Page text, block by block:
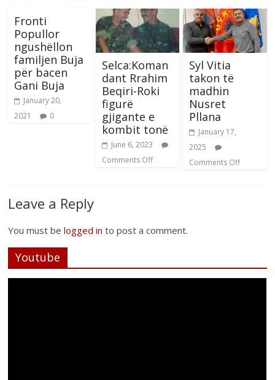
Fronti
Popullor
ngushëllon
familjen Buja
për bacen
Gani Buja
January 20,
2021
0
Selca:Koman
dant Rrahim
Beqiri-Roki
figurë
gjigante e
kombit tonë
June 6, 2023
Comments Off
Syl Vitia
takon të
madhin
Nusret
Pllana
January 17,
2025
Comments Off
Leave a Reply
You must belogged in to post a comment.
Youtube